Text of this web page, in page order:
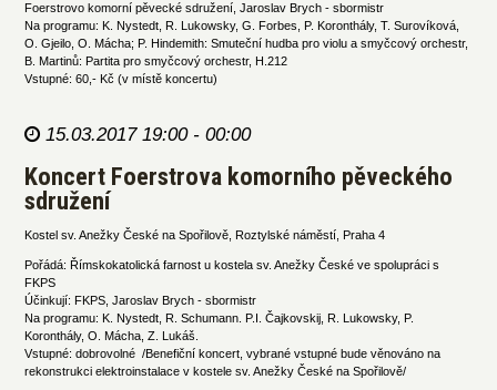
Foerstrovo komorní pěvecké sdružení, Jaroslav Brych - sbormistr
Na programu: K. Nystedt, R. Lukowsky, G. Forbes, P. Koronthály, T. Surovíková,
O. Gjeilo, O. Mácha; P. Hindemith: Smuteční hudba pro violu a smyčcový orchestr,
B. Martinů: Partita pro smyčcový orchestr, H.212
Vstupné: 60,- Kč (v místě koncertu)
15.03.2017 19:00 - 00:00
Koncert Foerstrova komorního pěveckého
sdružení
Kostel sv. Anežky České na Spořilově, Roztylské náměstí, Praha 4
Pořádá: Římskokatolická farnost u kostela sv. Anežky České ve spolupráci s
FKPS
Účinkují: FKPS, Jaroslav Brych - sbormistr
Na programu: K. Nystedt, R. Schumann. P.I. Čajkovskij, R. Lukowsky, P.
Koronthály, O. Mácha, Z. Lukáš.
Vstupné: dobrovolné /Benefiční koncert, vybrané vstupné bude věnováno na
rekonstrukci elektroinstalace v kostele sv. Anežky České na Spořilově/